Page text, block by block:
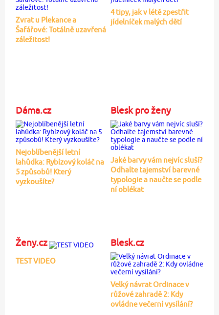
Zvrat u Plekance a
Šafářové: Totálně uzavřená
záležitost!
4 tipy, jak v létě zpestřit
jídelníček malých dětí
Dáma.cz
Nejoblíbenější letní
lahůdka: Rybízový koláč na
5 způsobů! Který
vyzkoušíte?
Blesk pro ženy
Jaké barvy vám nejvíc sluší?
Odhalte tajemství barevné
typologie a naučte se podle
ní oblékat
Ženy.cz
TEST VIDEO
Blesk.cz
Velký návrat Ordinace v
růžové zahradě 2: Kdy
ovládne večerní vysílání?